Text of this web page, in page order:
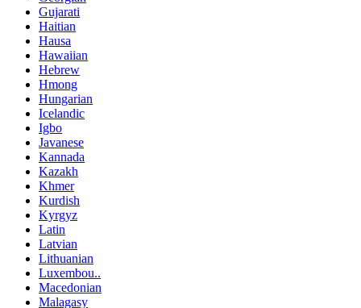
Gujarati
Haitian
Hausa
Hawaiian
Hebrew
Hmong
Hungarian
Icelandic
Igbo
Javanese
Kannada
Kazakh
Khmer
Kurdish
Kyrgyz
Latin
Latvian
Lithuanian
Luxembou..
Macedonian
Malagasy